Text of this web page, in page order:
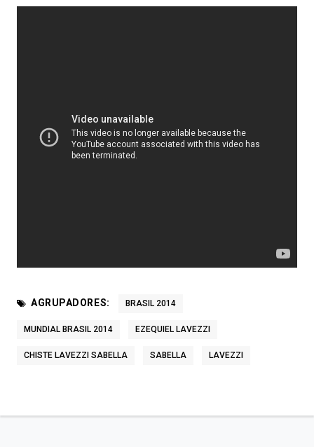
AGRUPADORES: BRASIL 2014
MUNDIAL BRASIL 2014 EZEQUIEL LAVEZZI
CHISTE LAVEZZI SABELLA SABELLA LAVEZZI